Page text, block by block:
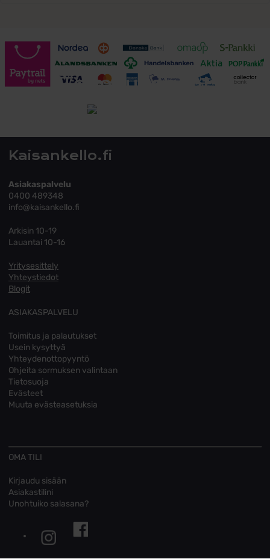
Toimitusehdot
Kaisankello.fi
Asiakaspalvelu
0400 489348
info@kaisankello.fi
Arkisin 10-19
Lauantai 10-16
Yritysesittely
Yhteystiedot
Blogit
ASIAKASPALVELU
Toimitus ja palautukset
Usein kysyttyä
Yhteydenottopyyntö
Ohjeita sormuksen valintaan
Tietosuoja
Evästeet
Muuta evästeasetuksia
OMA TILI
Kirjaudu sisään
Asiakastilini
Unohtuiko salasana?